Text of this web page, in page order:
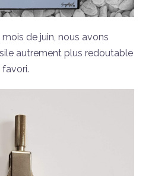
de juin, nous avons
autrement plus redoutable